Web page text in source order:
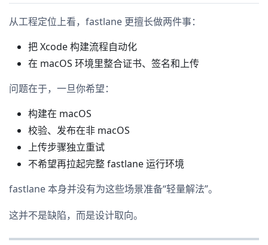
从工程定位上看，fastlane 更擅长做两件事：
把 Xcode 构建流程自动化
在 macOS 环境里整合证书、签名和上传
问题在于，一旦你希望：
构建在 macOS
校验、发布在非 macOS
上传步骤独立重试
不希望再拉起完整 fastlane 运行环境
fastlane 本身并没有为这些场景准备“轻量解法”。
这并不是缺陷，而是设计取向。